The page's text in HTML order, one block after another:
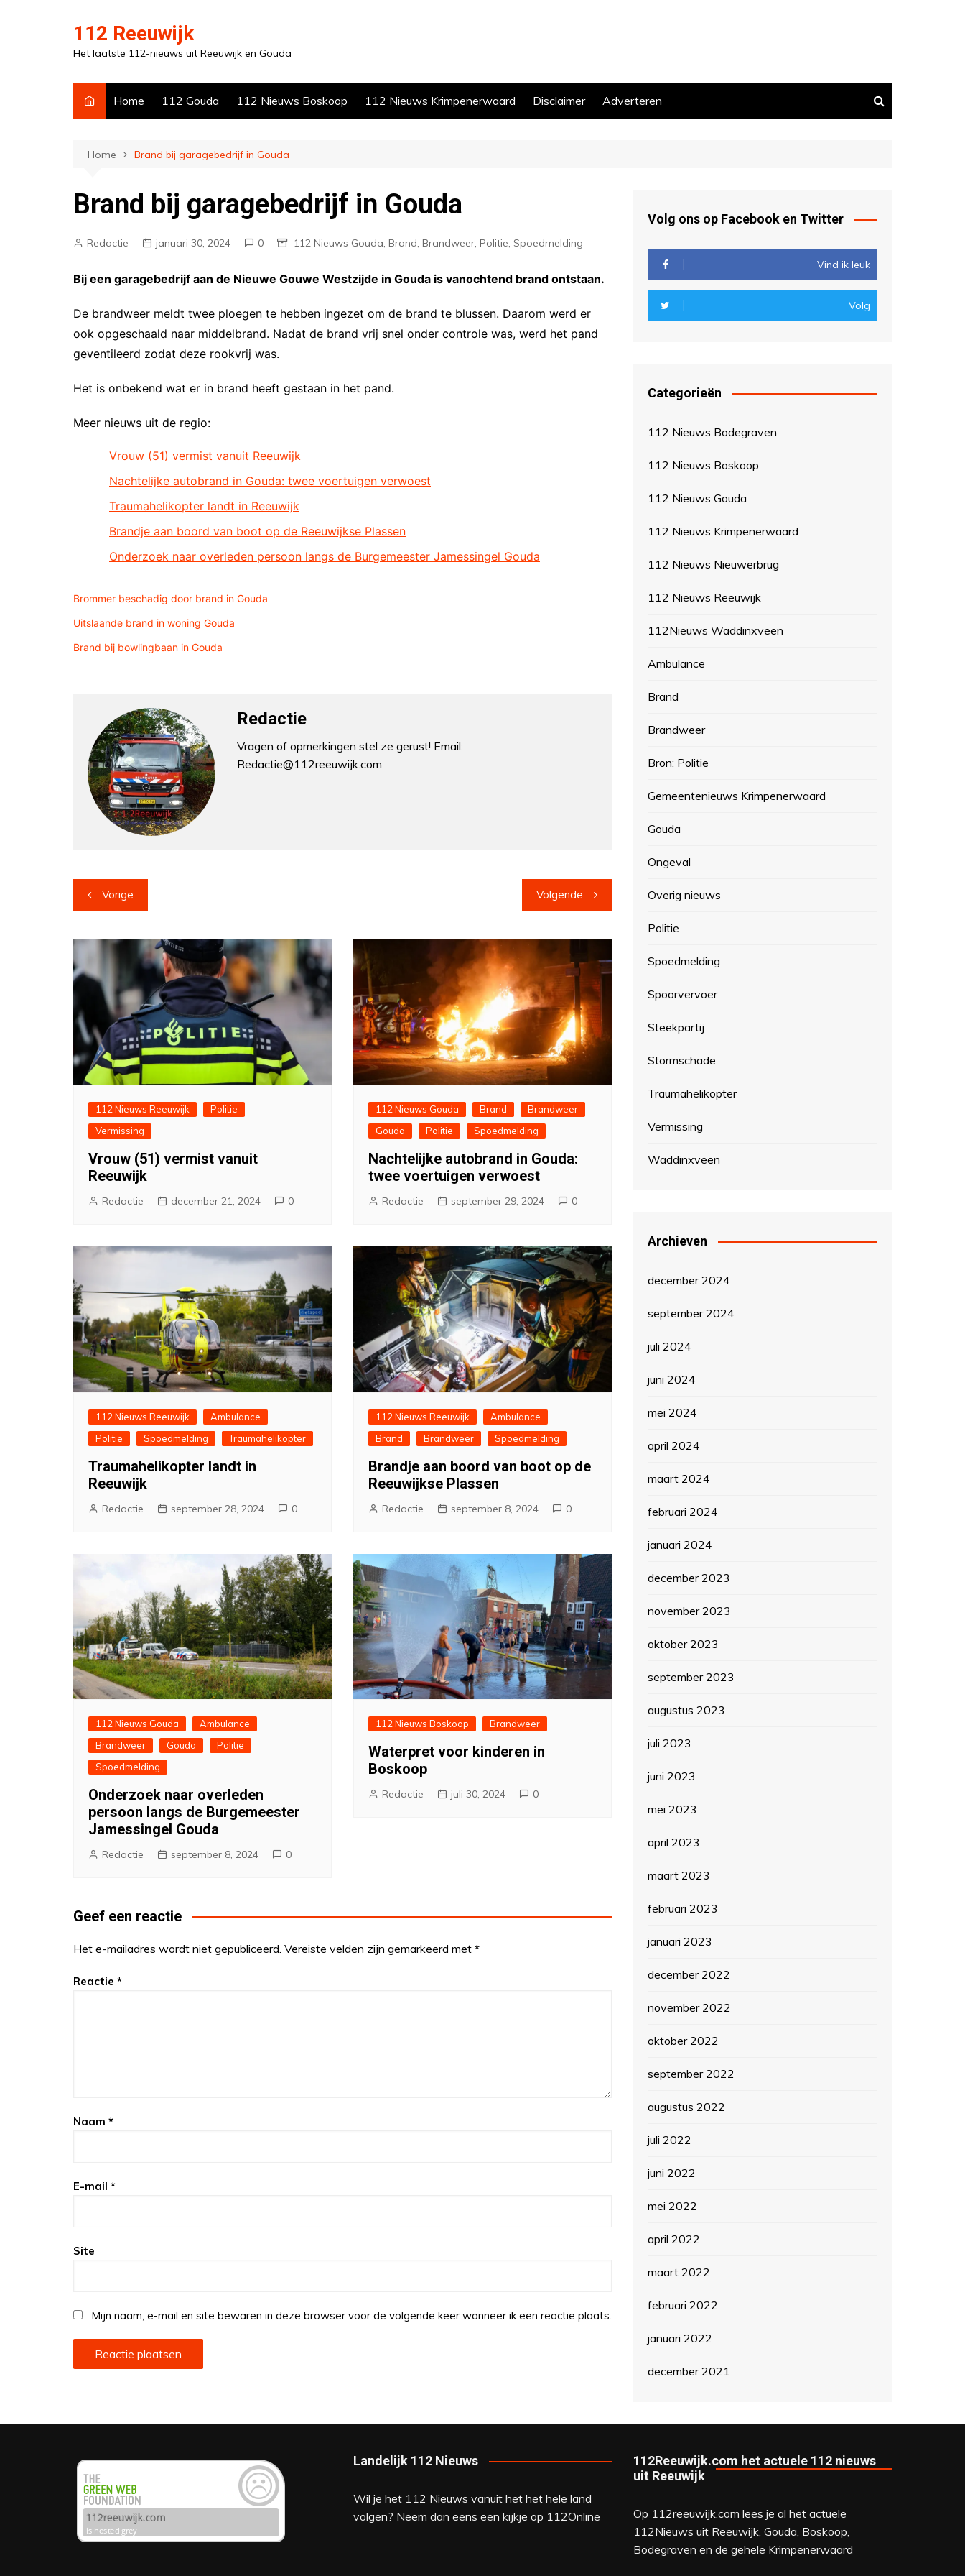
112 Reeuwijk
Het laatste 112-nieuws uit Reeuwijk en Gouda
Home 112 Gouda 112 Nieuws Boskoop 112 Nieuws Krimpenerwaard Disclaimer Adverteren
Home Brand bij garagebedrijf in Gouda
Brand bij garagebedrijf in Gouda
Redactie januari 30, 2024 0 112 Nieuws Gouda, Brand, Brandweer, Politie, Spoedmelding
Bij een garagebedrijf aan de Nieuwe Gouwe Westzijde in Gouda is vanochtend brand ontstaan.
De brandweer meldt twee ploegen te hebben ingezet om de brand te blussen. Daarom werd er
ook opgeschaald naar middelbrand. Nadat de brand vrij snel onder controle was, werd het pand
geventileerd zodat deze rookvrij was.
Het is onbekend wat er in brand heeft gestaan in het pand.
Meer nieuws uit de regio:
Vrouw (51) vermist vanuit Reeuwijk
Nachtelijke autobrand in Gouda: twee voertuigen verwoest
Traumahelikopter landt in Reeuwijk
Brandje aan boord van boot op de Reeuwijkse Plassen
Onderzoek naar overleden persoon langs de Burgemeester Jamessingel Gouda
Brommer beschadig door brand in Gouda
Uitslaande brand in woning Gouda
Brand bij bowlingbaan in Gouda
Redactie
Vragen of opmerkingen stel ze gerust! Email:
Redactie@112reeuwijk.com
Bericht
navigatie
Vorige Volgende
112 Nieuws Reeuwijk
Politie
Vermissing
Vrouw (51) vermist vanuit
Reeuwijk
Redactie december 21, 2024 0
112 Nieuws Gouda Brand
Brandweer
Gouda
Politie Spoedmelding
Nachtelijke autobrand in Gouda:
twee voertuigen verwoest
Redactie september 29, 2024 0
112 Nieuws Reeuwijk
Ambulance
Politie
Spoedmelding Traumahelikopter
Traumahelikopter landt in
Reeuwijk
Redactie september 28, 2024 0
112 Nieuws Reeuwijk
Ambulance
Brand
Brandweer Spoedmelding
Brandje aan boord van boot op de
Reeuwijkse Plassen
Redactie september 8, 2024 0
112 Nieuws Gouda
Ambulance
Brandweer
Gouda
Politie
Spoedmelding
Onderzoek naar overleden
persoon langs de Burgemeester
Jamessingel Gouda
Redactie september 8, 2024 0
112 Nieuws Boskoop Brandweer
Waterpret voor kinderen in
Boskoop
Redactie juli 30, 2024 0
Geef een reactie
Het e-mailadres wordt niet gepubliceerd. Vereiste velden zijn gemarkeerd met *
Reactie *
Naam *
E-mail *
Site
Mijn naam, e-mail en site bewaren in deze browser voor de volgende keer wanneer ik een reactie plaats.
Volg ons op Facebook en Twitter
Vind ik leuk
Volg
Categorieën
112 Nieuws Bodegraven
112 Nieuws Boskoop
112 Nieuws Gouda
112 Nieuws Krimpenerwaard
112 Nieuws Nieuwerbrug
112 Nieuws Reeuwijk
112Nieuws Waddinxveen
Ambulance
Brand
Brandweer
Bron: Politie
Gemeentenieuws Krimpenerwaard
Gouda
Ongeval
Overig nieuws
Politie
Spoedmelding
Spoorvervoer
Steekpartij
Stormschade
Traumahelikopter
Vermissing
Waddinxveen
Archieven
december 2024
september 2024
juli 2024
juni 2024
mei 2024
april 2024
maart 2024
februari 2024
januari 2024
december 2023
november 2023
oktober 2023
september 2023
augustus 2023
juli 2023
juni 2023
mei 2023
april 2023
maart 2023
februari 2023
januari 2023
december 2022
november 2022
oktober 2022
september 2022
augustus 2022
juli 2022
juni 2022
mei 2022
april 2022
maart 2022
februari 2022
januari 2022
december 2021
Landelijk 112 Nieuws
Wil je het 112 Nieuws vanuit het het hele land
volgen? Neem dan eens een kijkje op 112Online
112Reeuwijk.com het actuele 112 nieuws
uit Reeuwijk
Op 112reeuwijk.com lees je al het actuele
112Nieuws uit Reeuwijk, Gouda, Boskoop,
Bodegraven en de gehele Krimpenerwaard